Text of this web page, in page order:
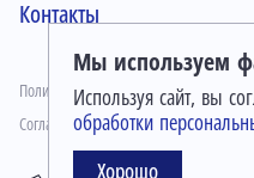
Контакты
Политика конфиденциальности
Согласие на обработку
Мы используем
Используя сайт, вы
обработки
Хорошо